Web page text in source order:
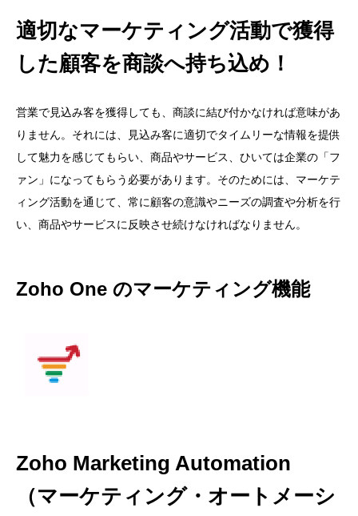
適切なマーケティング活動で獲得
した顧客を商談へ持ち込め！
営業で見込み客を獲得しても、商談に結び付かなければ意味があ
りません。それには、見込み客に適切でタイムリーな情報を提供
して魅力を感じてもらい、商品やサービス、ひいては企業の「フ
ァン」になってもらう必要があります。そのためには、マーケテ
ィング活動を通じて、常に顧客の意識やニーズの調査や分析を行
い、商品やサービスに反映させ続けなければなりません。
Zoho One のマーケティング機能
Zoho Marketing Automation
（マーケティング・オートメーシ